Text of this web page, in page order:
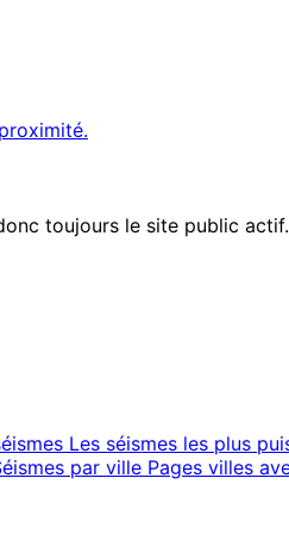
toujours le site public actif.
Les séismes les plus
par ville Pages villes